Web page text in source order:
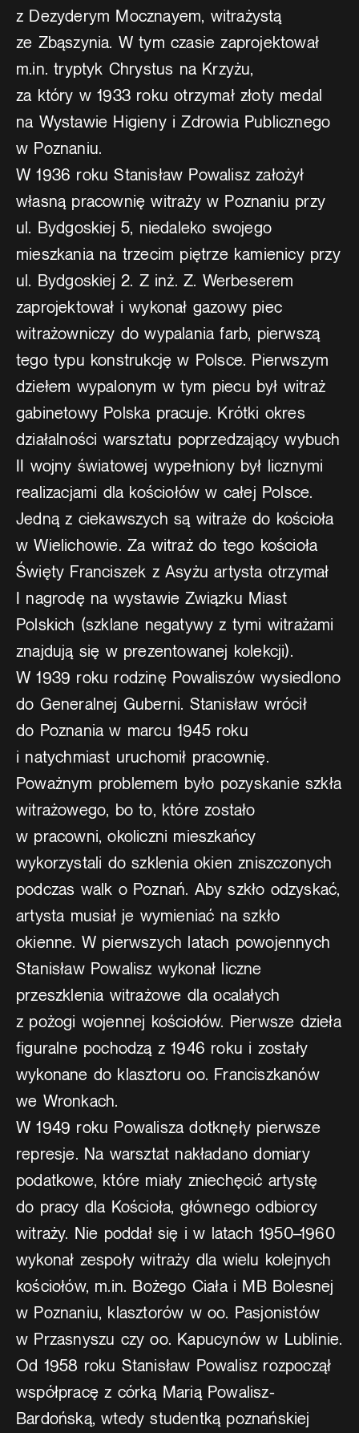
z Dezyderym Mocznayem, witrażystą
ze Zbąszynia. W tym czasie zaprojektował
m.in. tryptyk Chrystus na Krzyżu,
za który w 1933 roku otrzymał złoty medal
na Wystawie Higieny i Zdrowia Publicznego
w Poznaniu.
W 1936 roku Stanisław Powalisz założył
własną pracownię witraży w Poznaniu przy
ul. Bydgoskiej 5, niedaleko swojego
mieszkania na trzecim piętrze kamienicy przy
ul. Bydgoskiej 2. Z inż. Z. Werbeserem
zaprojektował i wykonał gazowy piec
witrażowniczy do wypalania farb, pierwszą
tego typu konstrukcję w Polsce. Pierwszym
dziełem wypalonym w tym piecu był witraż
gabinetowy Polska pracuje. Krótki okres
działalności warsztatu poprzedzający wybuch
II wojny światowej wypełniony był licznymi
realizacjami dla kościołów w całej Polsce.
Jedną z ciekawszych są witraże do kościoła
w Wielichowie. Za witraż do tego kościoła
Święty Franciszek z Asyżu artysta otrzymał
I nagrodę na wystawie Związku Miast
Polskich (szklane negatywy z tymi witrażami
znajdują się w prezentowanej kolekcji).
W 1939 roku rodzinę Powaliszów wysiedlono
do Generalnej Guberni. Stanisław wrócił
do Poznania w marcu 1945 roku
i natychmiast uruchomił pracownię.
Poważnym problemem było pozyskanie szkła
witrażowego, bo to, które zostało
w pracowni, okoliczni mieszkańcy
wykorzystali do szklenia okien zniszczonych
podczas walk o Poznań. Aby szkło odzyskać,
artysta musiał je wymieniać na szkło
okienne. W pierwszych latach powojennych
Stanisław Powalisz wykonał liczne
przeszklenia witrażowe dla ocalałych
z pożogi wojennej kościołów. Pierwsze dzieła
figuralne pochodzą z 1946 roku i zostały
wykonane do klasztoru oo. Franciszkanów
we Wronkach.
W 1949 roku Powalisza dotknęły pierwsze
represje. Na warsztat nakładano domiary
podatkowe, które miały zniechęcić artystę
do pracy dla Kościoła, głównego odbiorcy
witraży. Nie poddał się i w latach 1950–1960
wykonał zespoły witraży dla wielu kolejnych
kościołów, m.in. Bożego Ciała i MB Bolesnej
w Poznaniu, klasztorów w oo. Pasjonistów
w Przasnyszu czy oo. Kapucynów w Lublinie.
Od 1958 roku Stanisław Powalisz rozpoczął
współpracę z córką Marią Powalisz-
Bardońską, wtedy studentką poznańskiej